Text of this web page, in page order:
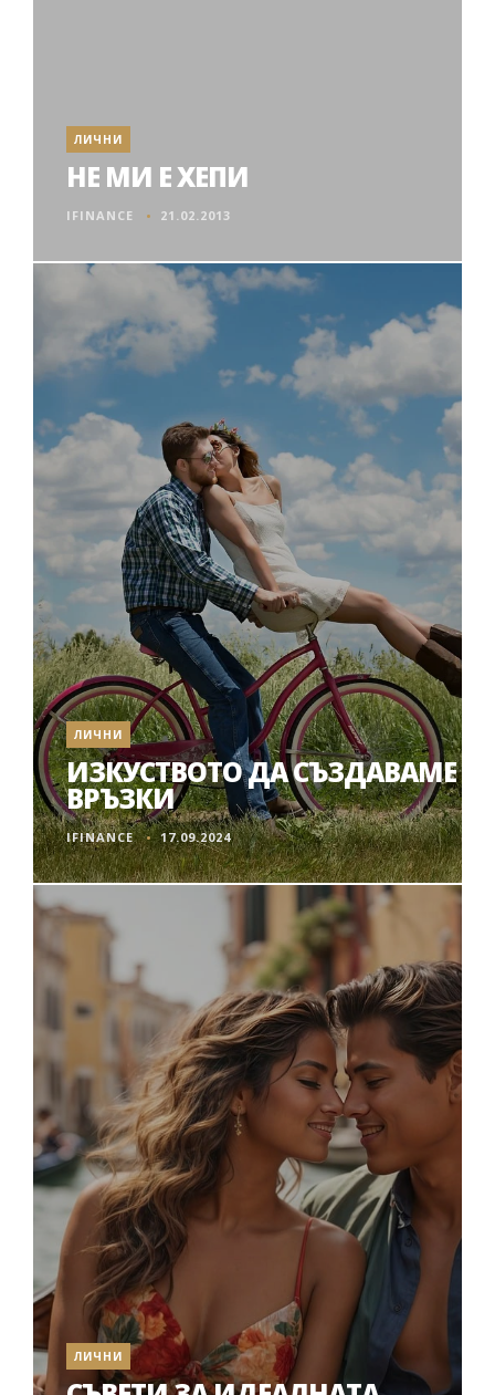
ЛИЧНИ
НЕ МИ Е ХЕПИ
IFINANCE 21.02.2013
ЛИЧНИ
ИЗКУСТВОТО ДА СЪЗДАВАМЕ
ВРЪЗКИ
IFINANCE 17.09.2024
ЛИЧНИ